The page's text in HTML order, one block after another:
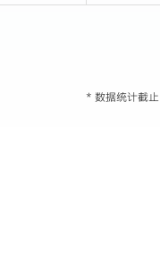
* 数据统计截